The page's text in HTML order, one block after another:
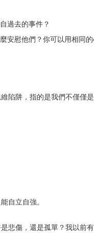
過去的事件？
安慰他們？你可以用相同
陷阱，指的是我們不僅僅
自立自強。
悲傷，還是孤單？我以前